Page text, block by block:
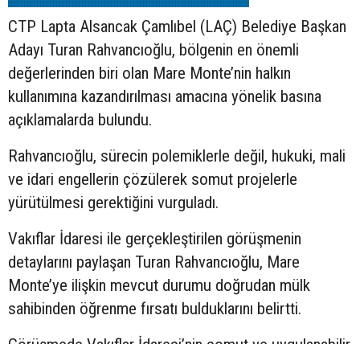
CTP Lapta Alsancak Çamlıbel (LAÇ) Belediye Başkan
Adayı Turan Rahvancıoğlu, bölgenin en önemli
değerlerinden biri olan Mare Monte’nin halkın
kullanımına kazandırılması amacına yönelik basına
açıklamalarda bulundu.
Rahvancıoğlu, sürecin polemiklerle değil, hukuki, mali
ve idari engellerin çözülerek somut projelerle
yürütülmesi gerektiğini vurguladı.
Vakıflar İdaresi ile gerçekleştirilen görüşmenin
detaylarını paylaşan Turan Rahvancıoğlu, Mare
Monte’ye ilişkin mevcut durumu doğrudan mülk
sahibinden öğrenme fırsatı bulduklarını belirtti.